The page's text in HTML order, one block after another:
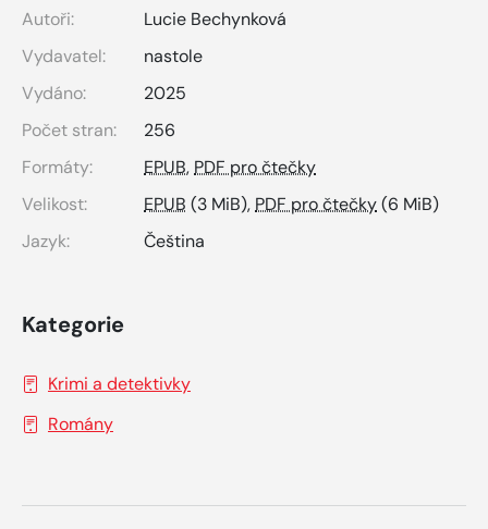
Autoři:
Lucie Bechynková
Vydavatel:
nastole
Vydáno:
2025
Počet stran:
256
Formáty:
EPUB, PDF pro čtečky
Velikost:
EPUB (3 MiB), PDF pro čtečky(6 MiB)
Jazyk:
Čeština
Kategorie
Krimi a detektivky
Romány